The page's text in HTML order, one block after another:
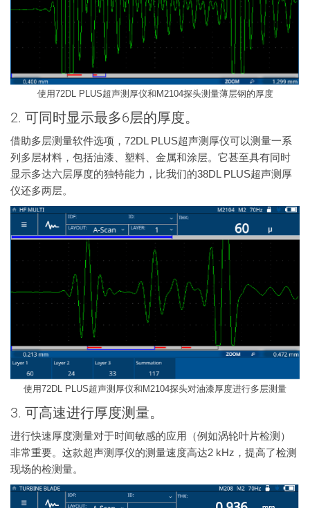
使用72DL PLUS超声测厚仪和M2104探头测量薄层钢的厚度
2. 可同时显示最多6层的厚度。
借助多层测量软件选项，72DL PLUS超声测厚仪可以测量一系
列多层材料，包括油漆、塑料、金属和涂层。它甚至具有同时
显示多达六层厚度的独特能力，比我们的38DL PLUS超声测厚
仪还多两层。
使用72DL PLUS超声测厚仪和M2104探头对油漆厚度进行多层测量
3. 可高速进行厚度测量。
进行快速厚度测量对于时间敏感的应用（例如涡轮叶片检测）
非常重要。这款超声测厚仪的测量速度高达2 kHz，提高了检测
现场的检测量。